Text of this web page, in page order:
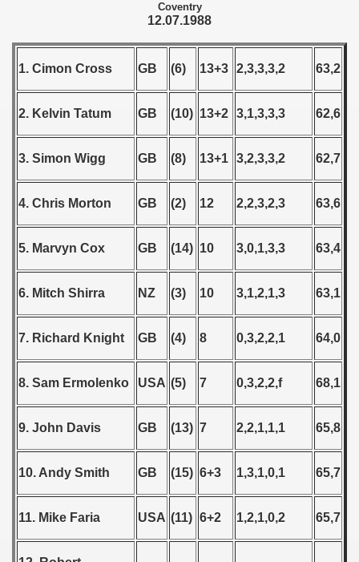
Coventry
12.07.1988
1. Cimon Cross GB (6) 13+3 2,3,3,3,2 63,2
2. Kelvin Tatum GB (10) 13+2 3,1,3,3,3 62,6
3. Simon Wigg GB (8) 13+1 3,2,3,3,2 62,7
4. Chris Morton GB (2) 12 2,2,3,2,3 63,6
5. Marvyn Cox GB (14) 10 3,0,1,3,3 63,4
6. Mitch Shirra NZ (3) 10 3,1,2,1,3 63,1
7. Richard Knight GB (4) 8 0,3,2,2,1 64,0
8. Sam Ermolenko USA (5) 7 0,3,2,2,f 68,1
9. John Davis GB (13) 7 2,2,1,1,1 65,8
10. Andy Smith GB (15) 6+3 1,3,1,0,1 65,7
11. Mike Faria USA (11) 6+2 1,2,1,0,2 65,7
1983